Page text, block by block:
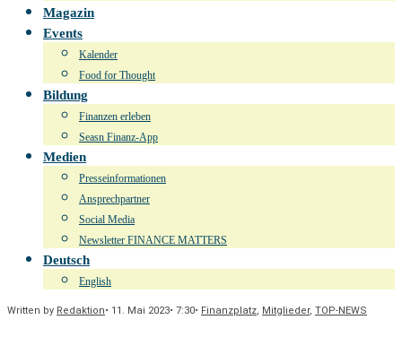
Magazin
Events
Kalender
Food for Thought
Bildung
Finanzen erleben
Seasn Finanz-App
Medien
Presseinformationen
Ansprechpartner
Social Media
Newsletter FINANCE MATTERS
Deutsch
English
Written by Redaktion• 11. Mai 2023• 7:30• Finanzplatz, Mitglieder, TOP-NEWS